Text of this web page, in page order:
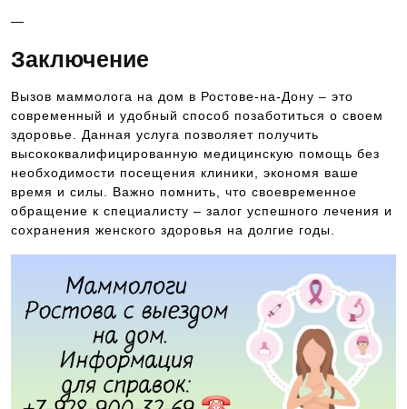
—
Заключение
Вызов маммолога на дом в Ростове-на-Дону – это
современный и удобный способ позаботиться о своем
здоровье. Данная услуга позволяет получить
высококвалифицированную медицинскую помощь без
необходимости посещения клиники, экономя ваше
время и силы. Важно помнить, что своевременное
обращение к специалисту – залог успешного лечения и
сохранения женского здоровья на долгие годы.